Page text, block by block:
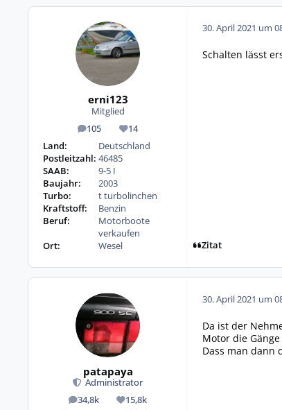
erni123
Mitglied
105
Beiträge 14
Reputation
Land:
Deutschland
Postleitzahl: 46485
SAAB:
9-5 I
Baujahr:
2003
Turbo:
t turbolinchen
Kraftstoff:
Benzin
Beruf:
Motorboote
verkaufen
Ort:
Wesel
30. April 2021 um
Schalten lässt
Zitat
patapaya
Administrator
34,8k
Beiträge 15,8k
Reputation
30. April 2021 um
Da ist der
Motor die
Dass man dann